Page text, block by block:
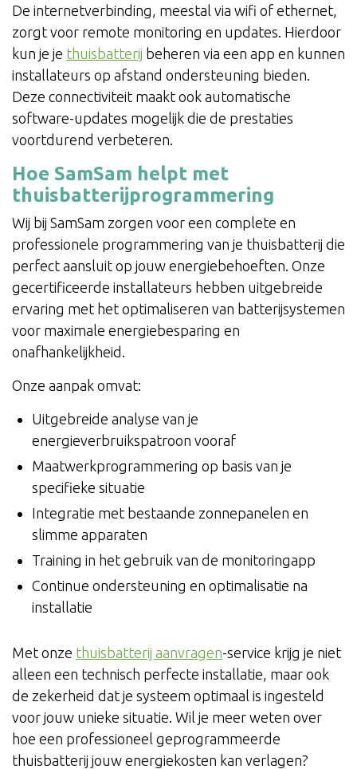
De internetverbinding, meestal via wifi of ethernet,
zorgt voor remote monitoring en updates. Hierdoor
kun je je thuisbatterij beheren via een app en kunnen
installateurs op afstand ondersteuning bieden.
Deze connectiviteit maakt ook automatische
software-updates mogelijk die de prestaties
voortdurend verbeteren.
Hoe SamSam helpt met
thuisbatterijprogrammering
Wij bij SamSam zorgen voor een complete en
professionele programmering van je thuisbatterij die
perfect aansluit op jouw energiebehoeften. Onze
gecertificeerde installateurs hebben uitgebreide
ervaring met het optimaliseren van batterijsystemen
voor maximale energiebesparing en
onafhankelijkheid.
Onze aanpak omvat:
Uitgebreide analyse van je
energieverbruikspatroon vooraf
Maatwerkprogrammering op basis van je
specifieke situatie
Integratie met bestaande zonnepanelen en
slimme apparaten
Training in het gebruik van de monitoringapp
Continue ondersteuning en optimalisatie na
installatie
Met onze thuisbatterij aanvragen-service krijg je niet
alleen een technisch perfecte installatie, maar ook
de zekerheid dat je systeem optimaal is ingesteld
voor jouw unieke situatie. Wil je meer weten over
hoe een professioneel geprogrammeerde
thuisbatterij jouw energiekosten kan verlagen?